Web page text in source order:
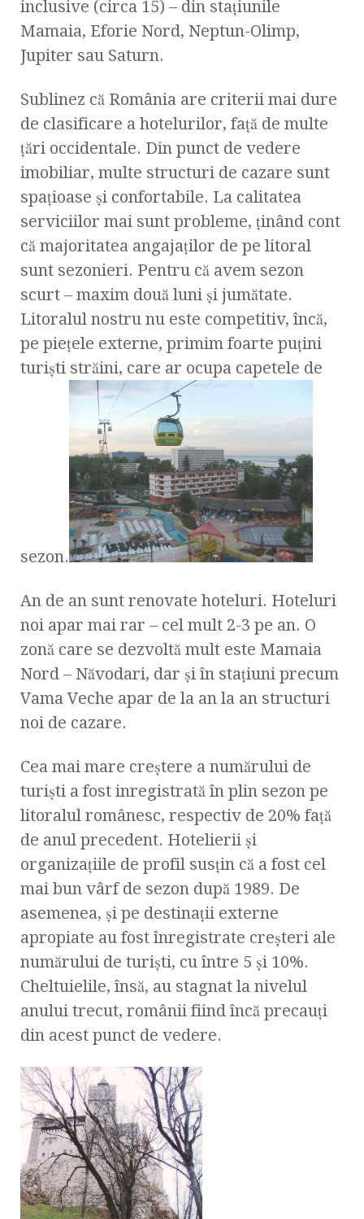
inclusive (circa 15) – din staţiunile
Mamaia, Eforie Nord, Neptun-Olimp,
Jupiter sau Saturn.
Sublinez că România are criterii mai dure
de clasificare a hotelurilor, faţă de multe
ţări occidentale. Din punct de vedere
imobiliar, multe structuri de cazare sunt
spaţioase şi confortabile. La calitatea
serviciilor mai sunt probleme, ţinând cont
că majoritatea angajaţilor de pe litoral
sunt sezonieri. Pentru că avem sezon
scurt – maxim două luni şi jumătate.
Litoralul nostru nu este competitiv, încă,
pe pieţele externe, primim foarte puţini
turişti străini, care ar ocupa capetele de
sezon.
An de an sunt renovate hoteluri. Hoteluri
noi apar mai rar – cel mult 2-3 pe an. O
zonă care se dezvoltă mult este Mamaia
Nord – Năvodari, dar şi în staţiuni precum
Vama Veche apar de la an la an structuri
noi de cazare.
Cea mai mare creştere a numărului de
turişti a fost inregistrată în plin sezon pe
litoralul românesc, respectiv de 20% faţă
de anul precedent. Hotelierii şi
organizaţiile de profil susţin că a fost cel
mai bun vârf de sezon după 1989. De
asemenea, şi pe destinaţii externe
apropiate au fost înregistrate creşteri ale
numărului de turişti, cu între 5 şi 10%.
Cheltuielile, însă, au stagnat la nivelul
anului trecut, românii fiind încă precauţi
din acest punct de vedere.